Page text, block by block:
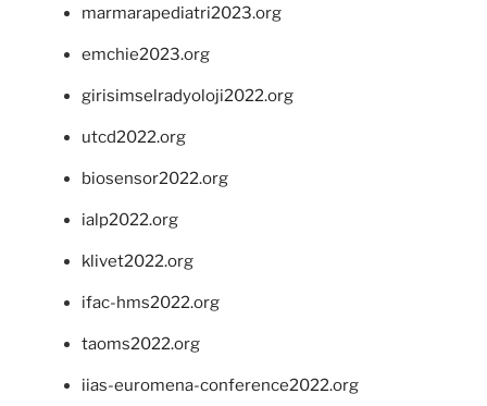
marmarapediatri2023.org
emchie2023.org
girisimselradyoloji2022.org
utcd2022.org
biosensor2022.org
ialp2022.org
klivet2022.org
ifac-hms2022.org
taoms2022.org
iias-euromena-conference2022.org